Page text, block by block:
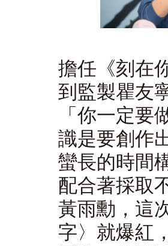
擔任《刻在
到監製瞿友
「你一定
識是要創作
蠻長的時間
配合著採取
黃雨勳，這
字〉就爆紅